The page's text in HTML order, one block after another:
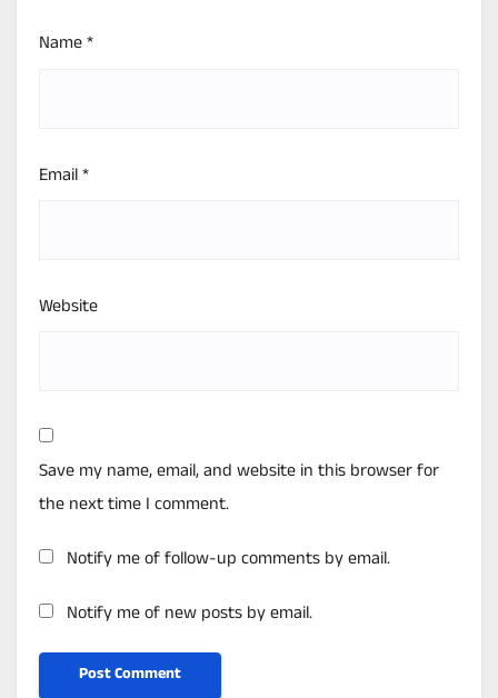
Name*
Email*
Website
Save my name, email, and website in this browser for
the next time I comment.
Notify me of follow-up comments by email.
Notify me of new posts by email.